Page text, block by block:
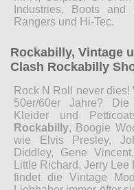
Industries, Boots
Rangers und Hi-Tec.
Rockabilly, Vintage
Clash Rockabilly
Rock N Roll never
50er/60er Jahre?
Kleider und
Rockabilly, Boogie
wie Elvis Presley,
Diddley, Gene
Little Richard, Jerry
findet die Vintage